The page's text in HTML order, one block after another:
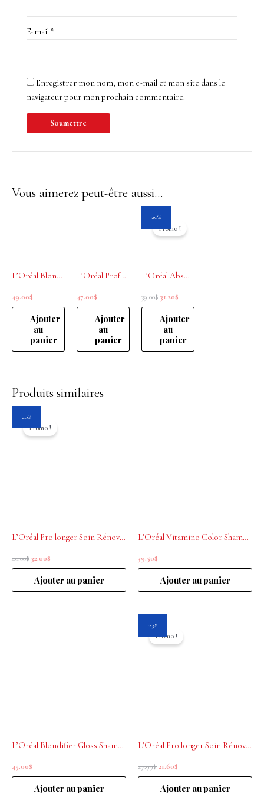
E-mail *
Enregistrer mon nom, mon e-mail et mon site dans le
navigateur pour mon prochain commentaire.
Vous aimerez peut-être aussi…
L’Oréal Blondifier Conditioner restaurateur et illuminateur 500ml
49.00$
Ajouter
au
panier
L’Oréal Professionnel Silver Shampoing 500mL
47.00$
Ajouter
au
panier
20%
Promo !
L’Oréal Absolut Repair Oil Huile 10-en-1 sans rinçage 90ml
39.00$
Le
initial
31.20$
actuel
Ajouter
au
panier
Produits similaires
20%
Promo !
L’Oréal Pro longer Soin Rénovateur de longueurs 500ml
40.00$
initial
32.00$
prix
actuel
Ajouter au panier
L’Oréal Vitamino Color Shampoing pour cheveux coloré 500mL
39.50$
Ajouter au panier
L’Oréal Blondifier Gloss Shampoing restaurateur et illuminateur 500ml
45.00$
Ajouter au panier
23%
Promo !
L’Oréal Pro longer Soin Rénovateur de longueurs 200ml
27.99$
initial
21.60$
actuel
Ajouter au panier